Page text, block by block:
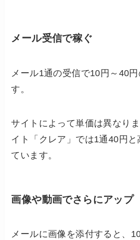
メール受信で稼ぐ
メール1通の受信で10円～40
す。
サイトによって単価は異なり
イト「クレア」では1通40円と
ています。
画像や動画でさらにアップ
メールに画像を添付すると、